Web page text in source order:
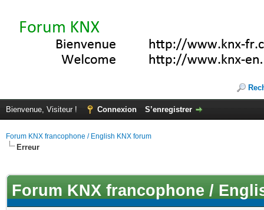
Bienvenue, Visiteur ! Connexion S’enregistrer
Forum KNX francophone / English KNX forum
Erreur
Forum KNX francophone /